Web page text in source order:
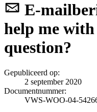
E-
help me
question?
Gepubliceerd op:
2 september 2020
Documentnummer:
VWS-WOO-04-